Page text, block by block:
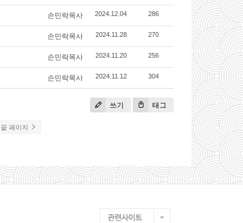
손민락목사 2024.12.04 286
손민락목사 2024.11.28 270
손민락목사 2024.11.20 256
손민락목사 2024.11.12 304
쓰기 태그
끝 페이지